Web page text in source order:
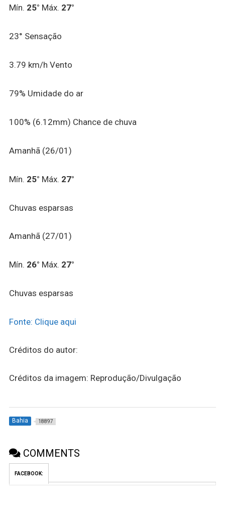
Mín. 25° Máx. 27°
23° Sensação
3.79 km/h Vento
79% Umidade do ar
100% (6.12mm) Chance de chuva
Amanhã (26/01)
Mín. 25° Máx. 27°
Chuvas esparsas
Amanhã (27/01)
Mín. 26° Máx. 27°
Chuvas esparsas
Fonte: Clique aqui
Créditos do autor:
Créditos da imagem: Reprodução/Divulgação
Bahia 18897
COMMENTS
FACEBOOK: